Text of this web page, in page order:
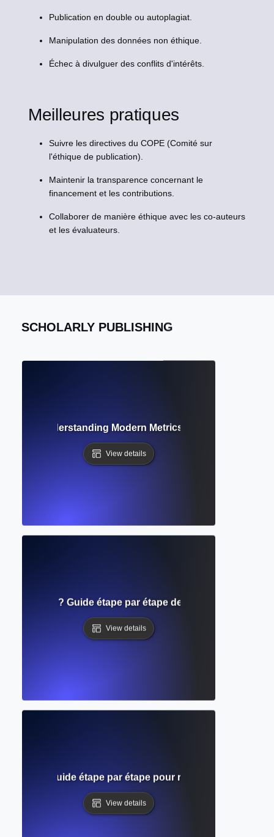
Publication en double ou autoplagiat.
Manipulation des données non éthique.
Échec à divulguer des conflits d'intérêts.
Meilleures pratiques
Suivre les directives du COPE (Comité sur
l'éthique de publication).
Maintenir la transparence concernant le
financement et les contributions.
Collaborer de manière éthique avec les co-auteurs
et les évaluateurs.
SCHOLARLY PUBLISHING
Understanding Modern Metrics Beyond Citation
View details
? Guide étape par étape des exigences pour
View details
galerie ? Guide étape par étape pour réviser votre
View details